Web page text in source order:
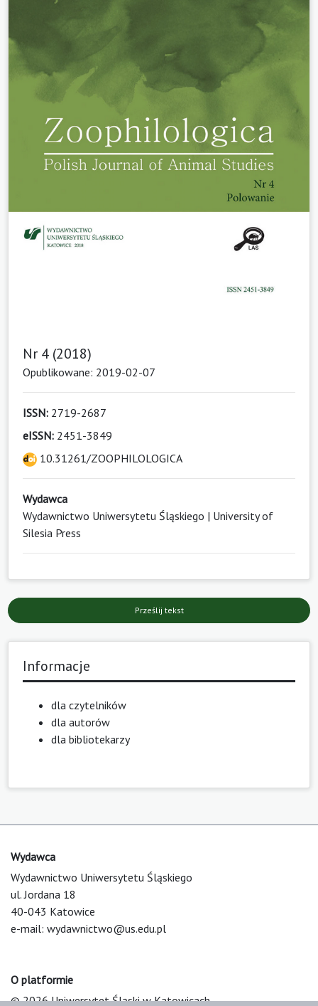
Nr 4 (2018)
Opublikowane: 2019-02-07
ISSN: 2719-2687
eISSN: 2451-3849
10.31261/ZOOPHILOLOGICA
Wydawca
Wydawnictwo Uniwersytetu Śląskiego | University of
Silesia Press
Prześlij tekst
Informacje
dla czytelników
dla autorów
dla bibliotekarzy
Wydawca
Wydawnictwo Uniwersytetu Śląskiego
ul. Jordana 18
40-043 Katowice
e-mail: wydawnictwo@us.edu.pl
O platformie
© 2026 Uniwersytet Śląski w Katowicach